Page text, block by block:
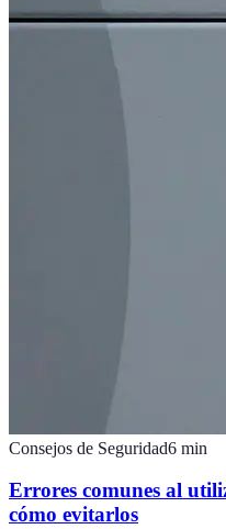
Consejos de Seguridad6 min
Errores comunes al
cómo evitarlos